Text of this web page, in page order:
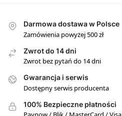
Darmowa dostawa w Polsce
Zamówienia powyżej 500 zł
Zwrot do 14 dni
Zwrot bez pytań do 14 dni
Gwarancja i serwis
Dostępny serwis producenta
100% Bezpieczne płatności